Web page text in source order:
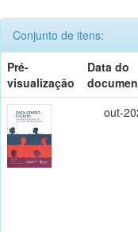
Conjunto de itens:
Pré-
visualização
Data do
out-